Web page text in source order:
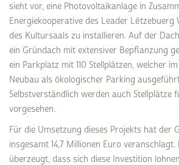
sieht vor, eine Photovoltaikanlage in
Energiekooperative des Leader Lëtzebuerg
des Kultursaals zu installieren. Auf der
ein Gründach mit extensiver Bepflanzung
ein Parkplatz mit 110 Stellplätzen, welcher
Neubau als ökologischer Parking
Selbstverständlich werden auch Stellplätze
vorgesehen.
Für die Umsetzung dieses Projekts hat der
insgesamt 14,7 Millionen Euro veranschlagt.
überzeugt, dass sich diese Investition